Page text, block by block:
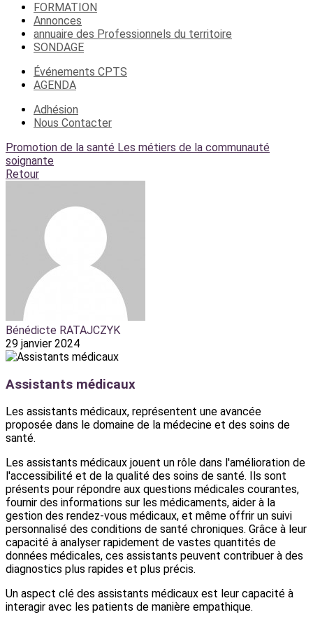
FORMATION
Annonces
annuaire des Professionnels du territoire
SONDAGE
Événements CPTS
AGENDA
Adhésion
Nous Contacter
Promotion de la santé Les métiers de la communauté
soignante
Retour
Bénédicte RATAJCZYK
29 janvier 2024
Assistants médicaux
Les assistants médicaux, représentent une avancée
proposée dans le domaine de la médecine et des soins de
santé.
Les assistants médicaux jouent un rôle dans l'amélioration de
l'accessibilité et de la qualité des soins de santé. Ils sont
présents pour répondre aux questions médicales courantes,
fournir des informations sur les médicaments, aider à la
gestion des rendez-vous médicaux, et même offrir un suivi
personnalisé des conditions de santé chroniques. Grâce à leur
capacité à analyser rapidement de vastes quantités de
données médicales, ces assistants peuvent contribuer à des
diagnostics plus rapides et plus précis.
Un aspect clé des assistants médicaux est leur capacité à
interagir avec les patients de manière empathique.